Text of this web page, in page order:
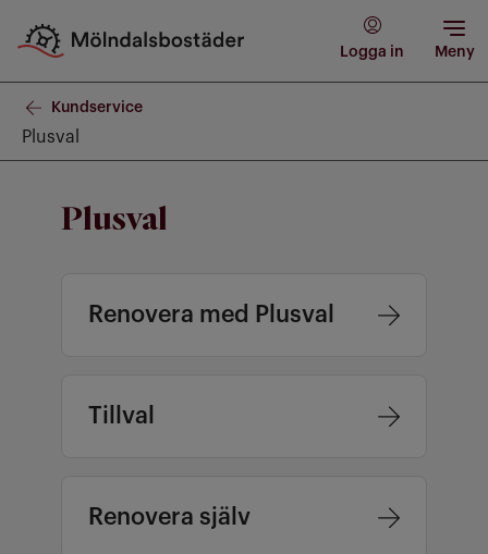
Logga in Meny
Kundservice
Plusval
Plusval
Renovera med Plusval
Tillval
Renovera själv